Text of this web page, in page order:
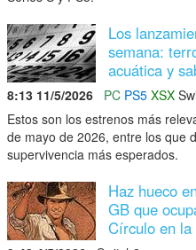
Los
semana:
acuática y
8:13 11/5/2026 PC PS5 XSX
Estos son los estrenos más
de mayo de 2026, entre los que
supervivencia más esperados.
Haz hueco
GB que
Círculo en la